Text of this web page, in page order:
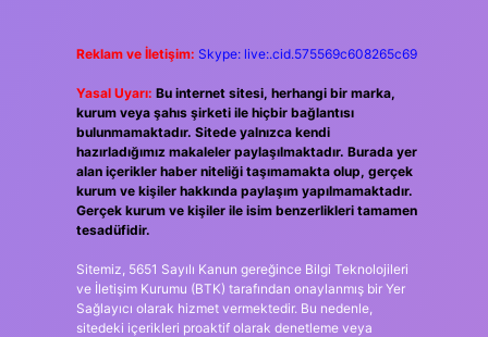
Reklam ve İletişim: Skype: live:.cid.575569c608265c69
Yasal Uyarı: Bu internet sitesi, herhangi bir marka,
kurum veya şahıs şirketi ile hiçbir bağlantısı
bulunmamaktadır. Sitede yalnızca kendi
hazırladığımız makaleler paylaşılmaktadır. Burada yer
alan içerikler haber niteliği taşımamakta olup, gerçek
kurum ve kişiler hakkında paylaşım yapılmamaktadır.
Gerçek kurum ve kişiler ile isim benzerlikleri tamamen
tesadüfidir.
Sitemiz, 5651 Sayılı Kanun gereğince Bilgi Teknolojileri
ve İletişim Kurumu (BTK) tarafından onaylanmış bir Yer
Sağlayıcı olarak hizmet vermektedir. Bu nedenle,
sitedeki içerikleri proaktif olarak denetleme veya